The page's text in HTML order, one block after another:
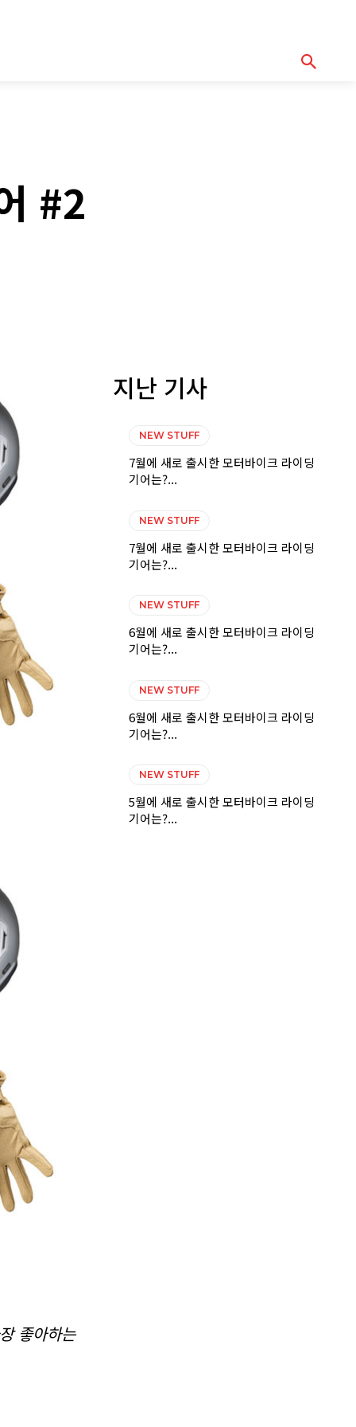
#2
좋아하는
지난 기사
NEW STUFF
7월에 새로 출시한 모터바이크 라이딩
기어는?...
NEW STUFF
7월에 새로 출시한 모터바이크 라이딩
기어는?...
NEW STUFF
6월에 새로 출시한 모터바이크 라이딩
기어는?...
NEW STUFF
6월에 새로 출시한 모터바이크 라이딩
기어는?...
NEW STUFF
5월에 새로 출시한 모터바이크 라이딩
기어는?...